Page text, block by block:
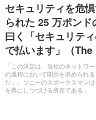
セキュリティを危
られた 25 万ポン
曰く「セキュリテ
で払います」（The
「この決定は、当社のネットワ
の過程において開示を求められ
だ」。ソニーのスポークスマン
を異にしつづける所存である」